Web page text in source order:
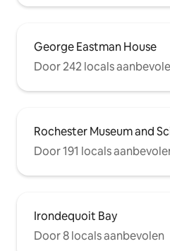
George Eastman House
Door 242 locals
Rochester Museum and
Door 191 locals
Irondequoit Bay
Door 8 locals aanbevolen